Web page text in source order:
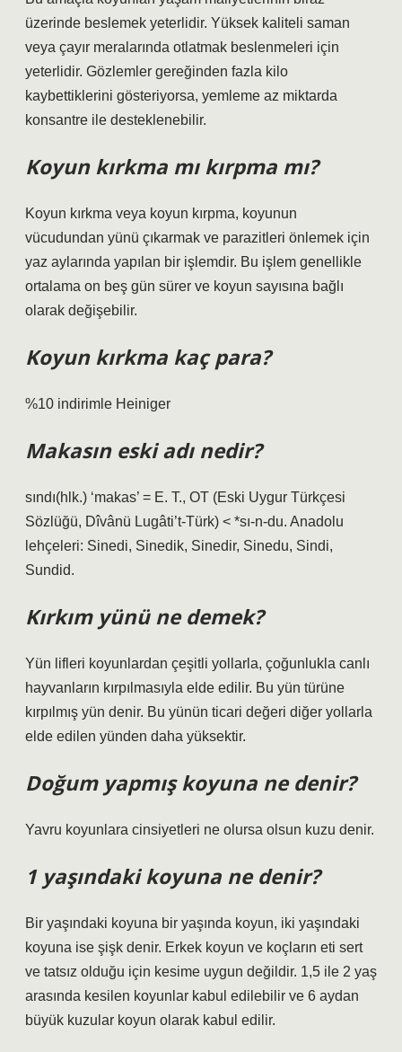
üzerinde beslemek yeterlidir. Yüksek kaliteli saman
veya çayır meralarında otlatmak beslenmeleri için
yeterlidir. Gözlemler gereğinden fazla kilo
kaybettiklerini gösteriyorsa, yemleme az miktarda
konsantre ile desteklenebilir.
Koyun kırkma mı kırpma mı?
Koyun kırkma veya koyun kırpma, koyunun
vücudundan yünü çıkarmak ve parazitleri önlemek için
yaz aylarında yapılan bir işlemdir. Bu işlem genellikle
ortalama on beş gün sürer ve koyun sayısına bağlı
olarak değişebilir.
Koyun kırkma kaç para?
%10 indirimle Heiniger
Makasın eski adı nedir?
sındı(hlk.) ‘makas’ = E. T., OT (Eski Uygur Türkçesi
Sözlüğü, Dîvânü Lugâti’t-Türk) < *sı-n-du. Anadolu
lehçeleri: Sinedi, Sinedik, Sinedir, Sinedu, Sindi,
Sundid.
Kırkım yünü ne demek?
Yün lifleri koyunlardan çeşitli yollarla, çoğunlukla canlı
hayvanların kırpılmasıyla elde edilir. Bu yün türüne
kırpılmış yün denir. Bu yünün ticari değeri diğer yollarla
elde edilen yünden daha yüksektir.
Doğum yapmış koyuna ne denir?
Yavru koyunlara cinsiyetleri ne olursa olsun kuzu denir.
1 yaşındaki koyuna ne denir?
Bir yaşındaki koyuna bir yaşında koyun, iki yaşındaki
koyuna ise şişk denir. Erkek koyun ve koçların eti sert
ve tatsız olduğu için kesime uygun değildir. 1,5 ile 2 yaş
arasında kesilen koyunlar kabul edilebilir ve 6 aydan
büyük kuzular koyun olarak kabul edilir.